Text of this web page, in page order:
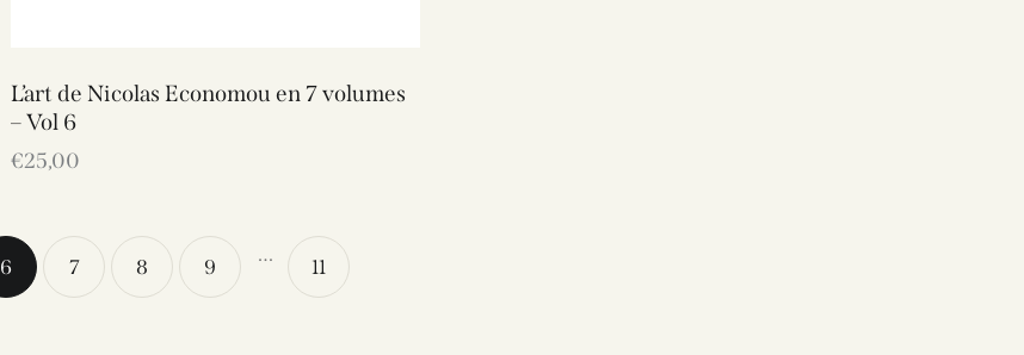
L’art de Nicolas Economou en 7 volumes
– Vol 6
€25,00
6 7 8 9
…
11